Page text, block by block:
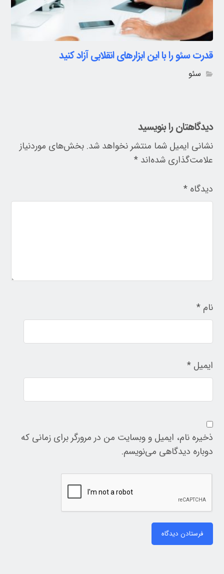
قدرت سئو را با این ابزارهای انقلابی آزاد کنید
سئو
دیدگاهتان را بنویسید
نشانی ایمیل شما منتشر نخواهد شد. بخش‌های موردنیاز
علامت‌گذاری شده‌اند*
دیدگاه*
نام*
ایمیل*
ذخیره نام، ایمیل و وبسایت من در مرورگر برای زمانی که
دوباره دیدگاهی می‌نویسم.
فرستادن دیدگاه